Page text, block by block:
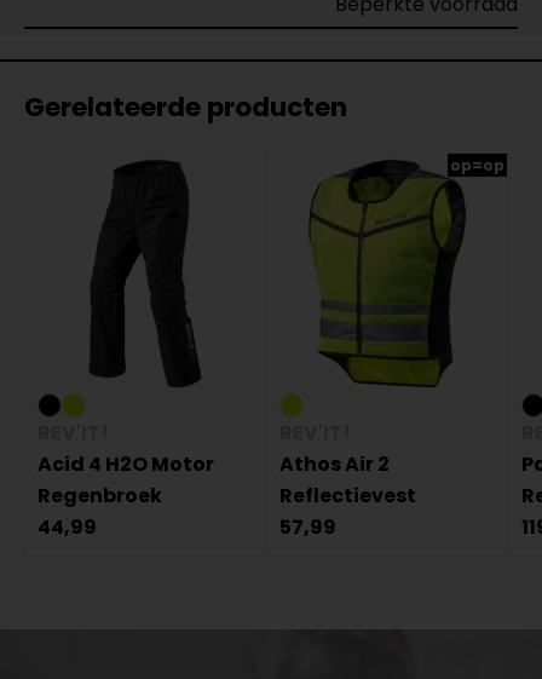
Gerelateerde producten
Acid 4 H2O Motor
Regenbroek
44,99
op=op
Athos Air 2
Reflectievest
57,99